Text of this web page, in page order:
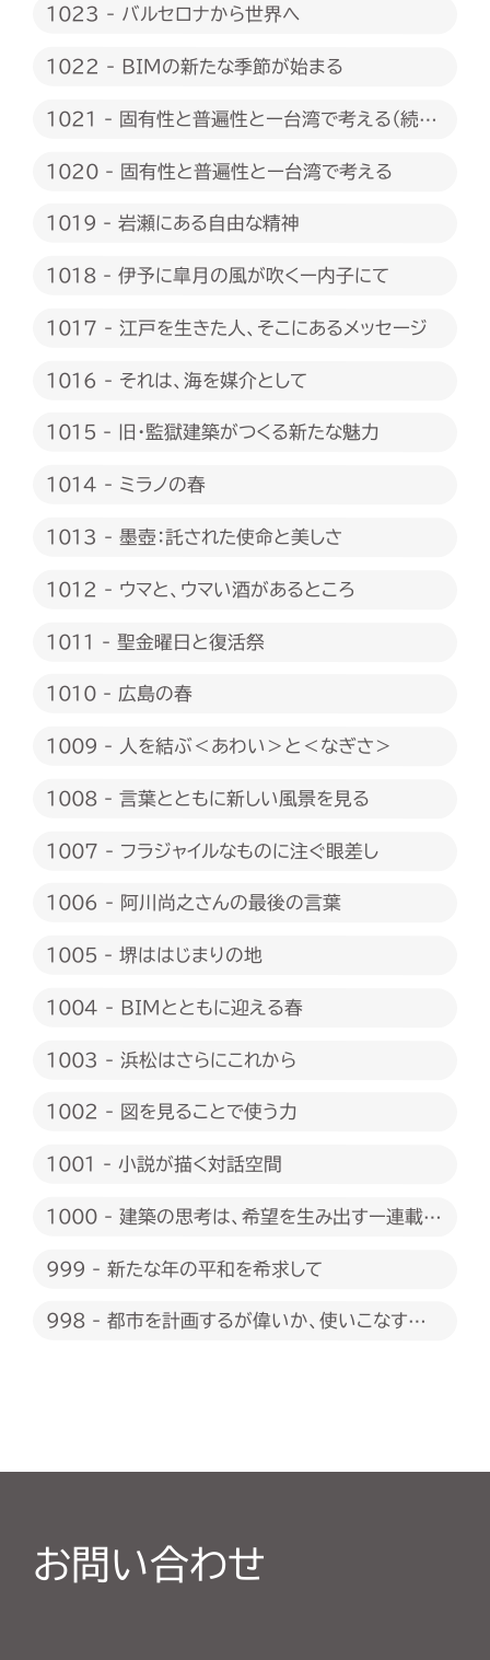
1023 - バルセロナから世界へ
1022 - BIMの新たな季節が始まる
1021 - 固有性と普遍性とー台湾で考える（続
1020 - 固有性と普遍性とー台湾で考える
1019 - 岩瀬にある自由な精神
1018 - 伊予に皐月の風が吹くー内子にて
1017 - 江戸を生きた人、そこにあるメッセージ
1016 - それは、海を媒介として
1015 - 旧・監獄建築がつくる新たな魅力
1014 - ミラノの春
1013 - 墨壺：託された使命と美しさ
1012 - ウマと、ウマい酒があるところ
1011 - 聖金曜日と復活祭
1010 - 広島の春
1009 - 人を結ぶ＜あわい＞と＜なぎさ＞
1008 - 言葉とともに新しい風景を見る
1007 - フラジャイルなものに注ぐ眼差し
1006 - 阿川尚之さんの最後の言葉
1005 - 堺ははじまりの地
1004 - BIMとともに迎える春
1003 - 浜松はさらにこれから
1002 - 図を見ることで使う力
1001 - 小説が描く対話空間
1000 - 建築の思考は、希望を生み出すー連載
999 - 新たな年の平和を希求して
998 - 都市を計画するが偉いか、使いこなすが
お問い合わせ